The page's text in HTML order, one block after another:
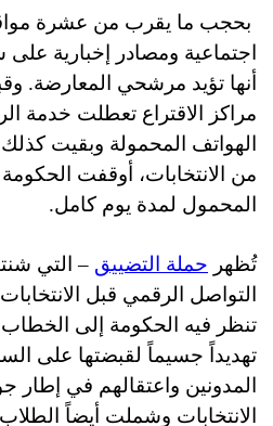
بحجب ما يقرب من عشرة
اجتماعية ومصادر إخبارية على
أنها تؤيد مرشحي المعارضة.
مراكز الاقتراع تعطلت خدمة
الهواتف المحمولة وبقيت
من الانتخابات، أوقفت
المحمول لمدة يوم كامل.
تُظهر حملة التضييق – التي
التواصل الرقمي قبل
تنظر فيه الحكومة إلى الخطاب
تهديداً جسيماً لقبضتها على
المدونين واعتقالهم في إطار
الانتخابات وشملت أيضاً